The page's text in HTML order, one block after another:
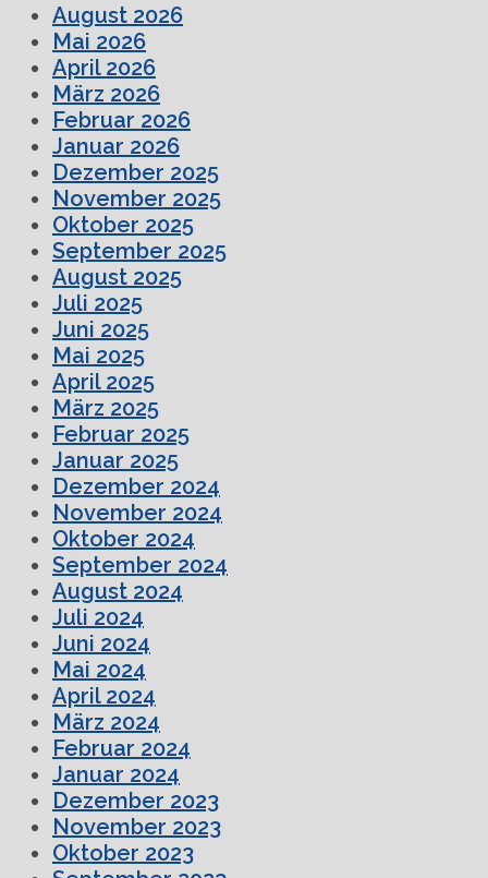
August 2026
Mai 2026
April 2026
März 2026
Februar 2026
Januar 2026
Dezember 2025
November 2025
Oktober 2025
September 2025
August 2025
Juli 2025
Juni 2025
Mai 2025
April 2025
März 2025
Februar 2025
Januar 2025
Dezember 2024
November 2024
Oktober 2024
September 2024
August 2024
Juli 2024
Juni 2024
Mai 2024
April 2024
März 2024
Februar 2024
Januar 2024
Dezember 2023
November 2023
Oktober 2023